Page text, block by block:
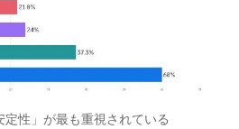
定性」が最も重視されている